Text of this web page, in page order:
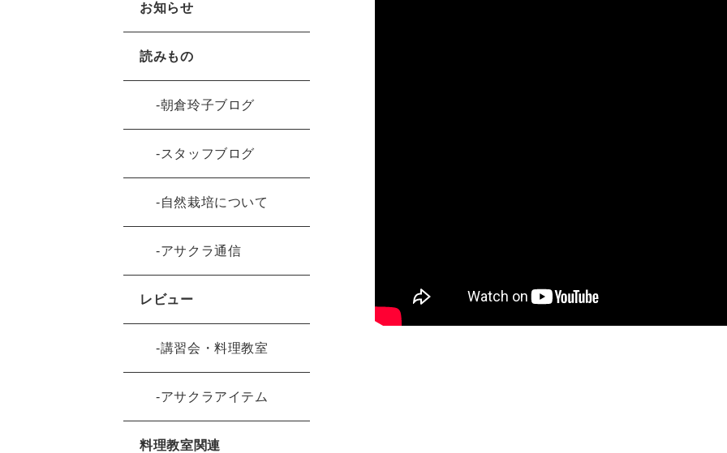
お知らせ
読みもの
朝倉玲子ブログ
スタッフブログ
自然栽培について
アサクラ通信
レビュー
講習会・料理教室
アサクラアイテム
料理教室関連